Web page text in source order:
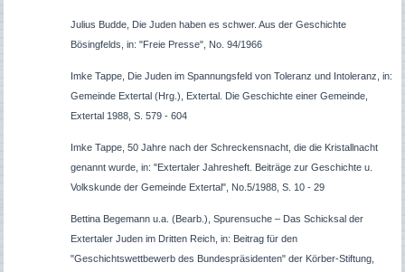
Julius Budde, Die Juden haben es schwer. Aus der Geschichte
Bösingfelds, in: "Freie Presse", No. 94/1966
Imke Tappe, Die Juden im Spannungsfeld von Toleranz und Intoleranz, in:
Gemeinde Extertal (Hrg.), Extertal. Die Geschichte einer Gemeinde,
Extertal 1988, S. 579 - 604
Imke Tappe, 50 Jahre nach der Schreckensnacht, die die Kristallnacht
genannt wurde, in: "Extertaler Jahresheft. Beiträge zur Geschichte u.
Volkskunde der Gemeinde Extertal", No.5/1988, S. 10 - 29
Bettina Begemann u.a. (Bearb.), Spurensuche – Das Schicksal der
Extertaler Juden im Dritten Reich, in: Beitrag für den
"Geschichtswettbewerb des Bundespräsidenten" der Körber-Stiftung,